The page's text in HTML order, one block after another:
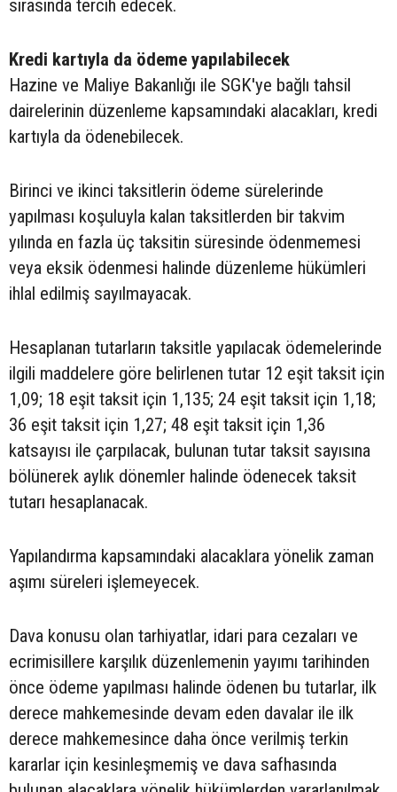
sırasında tercih edecek.
Kredi kartıyla da ödeme yapılabilecek
Hazine ve Maliye Bakanlığı ile SGK'ye bağlı tahsil
dairelerinin düzenleme kapsamındaki alacakları, kredi
kartıyla da ödenebilecek.
Birinci ve ikinci taksitlerin ödeme sürelerinde
yapılması koşuluyla kalan taksitlerden bir takvim
yılında en fazla üç taksitin süresinde ödenmemesi
veya eksik ödenmesi halinde düzenleme hükümleri
ihlal edilmiş sayılmayacak.
Hesaplanan tutarların taksitle yapılacak ödemelerinde
ilgili maddelere göre belirlenen tutar 12 eşit taksit için
1,09; 18 eşit taksit için 1,135; 24 eşit taksit için 1,18;
36 eşit taksit için 1,27; 48 eşit taksit için 1,36
katsayısı ile çarpılacak, bulunan tutar taksit sayısına
bölünerek aylık dönemler halinde ödenecek taksit
tutarı hesaplanacak.
Yapılandırma kapsamındaki alacaklara yönelik zaman
aşımı süreleri işlemeyecek.
Dava konusu olan tarhiyatlar, idari para cezaları ve
ecrimisillere karşılık düzenlemenin yayımı tarihinden
önce ödeme yapılması halinde ödenen bu tutarlar, ilk
derece mahkemesinde devam eden davalar ile ilk
derece mahkemesince daha önce verilmiş terkin
kararlar için kesinleşmemiş ve dava safhasında